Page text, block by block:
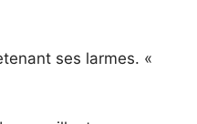
ses larmes. «